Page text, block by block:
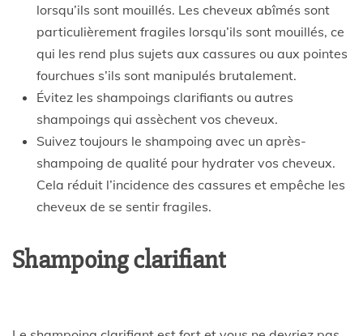
lorsqu’ils sont mouillés. Les cheveux abîmés sont
particulièrement fragiles lorsqu’ils sont mouillés, ce
qui les rend plus sujets aux cassures ou aux pointes
fourchues s’ils sont manipulés brutalement.
Évitez les shampoings clarifiants ou autres
shampoings qui assèchent vos cheveux.
Suivez toujours le shampoing avec un après-
shampoing de qualité pour hydrater vos cheveux.
Cela réduit l’incidence des cassures et empêche les
cheveux de se sentir fragiles.
Shampoing clarifiant